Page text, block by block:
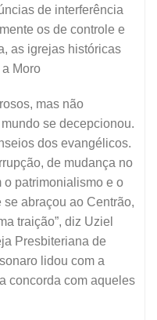
de interferência
os de controle e
as igrejas históricas
Moro
mas não
se decepcionou.
dos evangélicos.
de mudança no
o patrimonialismo e o
abraçou ao Centrão,
traição”, diz Uziel
Presbiteriana de
lidou com a
concorda com aqueles